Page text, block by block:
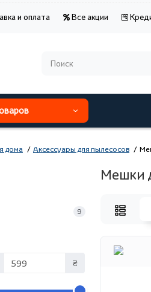
и оплата Все акции
дома Аксессуары для пылесосов
9
₴
Мешки